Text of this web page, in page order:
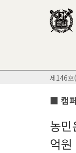
제146
■ 캠
농
억원